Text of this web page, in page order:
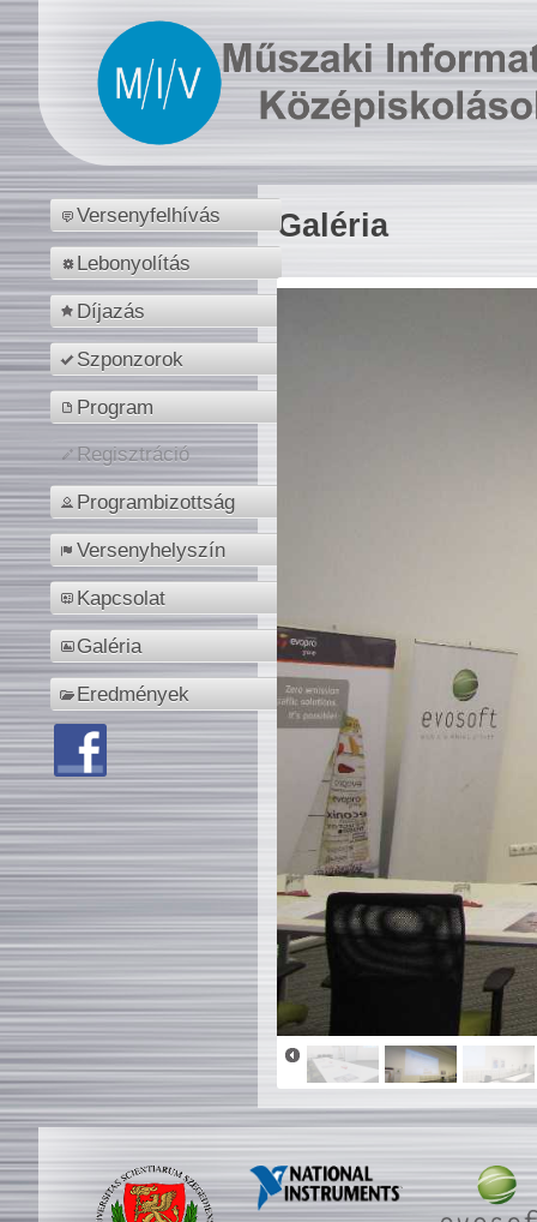
Versenyfelhívás
Lebonyolítás
Díjazás
Szponzorok
Program
Regisztráció
Programbizottság
Versenyhelyszín
Kapcsolat
Galéria
Eredmények
Galéria